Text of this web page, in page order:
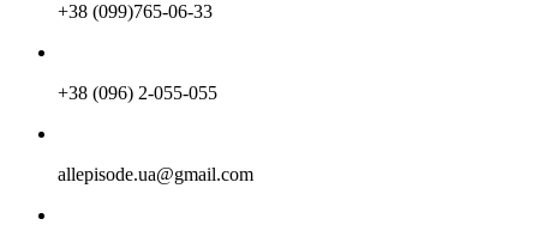
+38 (099)765-06-33
+38 (096) 2-055-055
allepisode.ua@gmail.com